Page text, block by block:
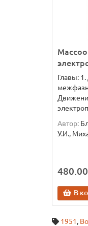
Главы:
Автор:
У.И.,
В
1951,